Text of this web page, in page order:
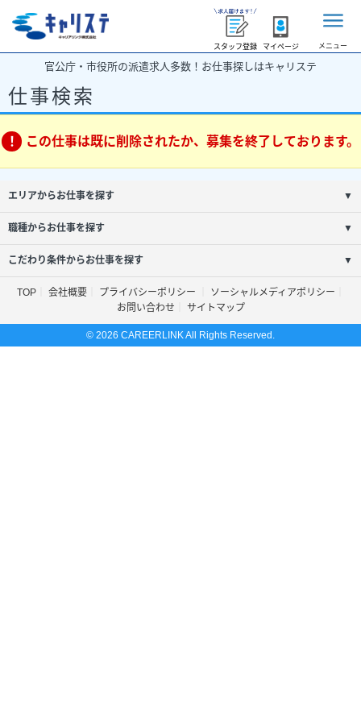
スタッフ登録 マイページ メニュー
官公庁・市役所の派遣求人多数！お仕事探しはキャリステ
仕事検索
この仕事は既に削除されたか、募集を終了しております。
エリアからお仕事を探す ▼
職種からお仕事を探す ▼
こだわり条件からお仕事を探す ▼
TOP 会社概要 プライバシーポリシー
ソーシャルメディアポリシー
お問い合わせ
サイトマップ
© 2026 CAREERLINK All Rights Reserved.